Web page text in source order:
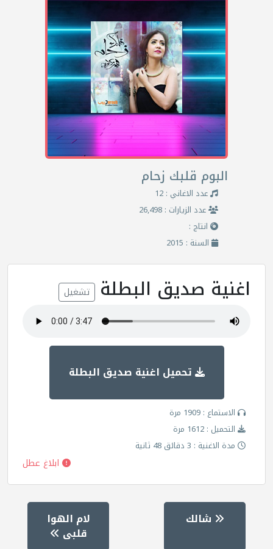
البوم قلبك زحام
عدد الاغاني : 12
عدد الزيارات : 26,498
انتاج :
السنة : 2015
اغنية صديق البطلة تشغيل
تحميل اغنية صديق البطلة
الاستماع : 1909 مرة
التحميل : 1612 مرة
مدة الاغنية : 3 دقائق 48 ثانية
ابلاغ عطل
شالك لام الهوا
قلبى